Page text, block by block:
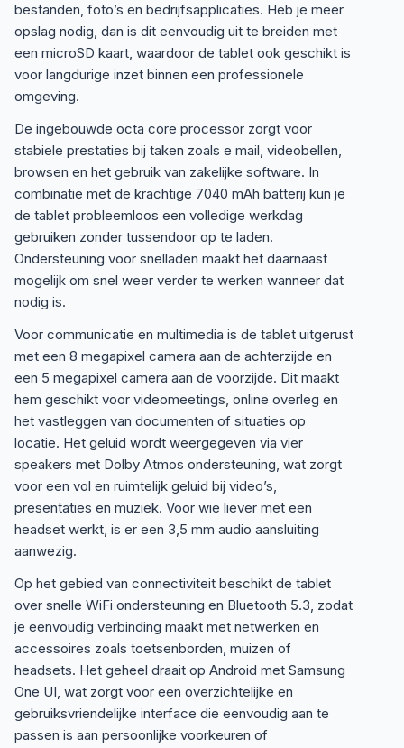
bestanden, foto’s en bedrijfsapplicaties. Heb je meer
opslag nodig, dan is dit eenvoudig uit te breiden met
een microSD kaart, waardoor de tablet ook geschikt is
voor langdurige inzet binnen een professionele
omgeving.
De ingebouwde octa core processor zorgt voor
stabiele prestaties bij taken zoals e mail, videobellen,
browsen en het gebruik van zakelijke software. In
combinatie met de krachtige 7040 mAh batterij kun je
de tablet probleemloos een volledige werkdag
gebruiken zonder tussendoor op te laden.
Ondersteuning voor snelladen maakt het daarnaast
mogelijk om snel weer verder te werken wanneer dat
nodig is.
Voor communicatie en multimedia is de tablet uitgerust
met een 8 megapixel camera aan de achterzijde en
een 5 megapixel camera aan de voorzijde. Dit maakt
hem geschikt voor videomeetings, online overleg en
het vastleggen van documenten of situaties op
locatie. Het geluid wordt weergegeven via vier
speakers met Dolby Atmos ondersteuning, wat zorgt
voor een vol en ruimtelijk geluid bij video’s,
presentaties en muziek. Voor wie liever met een
headset werkt, is er een 3,5 mm audio aansluiting
aanwezig.
Op het gebied van connectiviteit beschikt de tablet
over snelle WiFi ondersteuning en Bluetooth 5.3, zodat
je eenvoudig verbinding maakt met netwerken en
accessoires zoals toetsenborden, muizen of
headsets. Het geheel draait op Android met Samsung
One UI, wat zorgt voor een overzichtelijke en
gebruiksvriendelijke interface die eenvoudig aan te
passen is aan persoonlijke voorkeuren of